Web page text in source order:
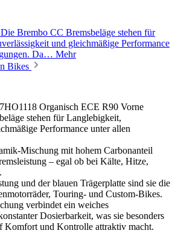
Die Brembo CC Bremsbeläge stehen für
und gleichmäßige Performance
Da… Mehr
Bikes
Organisch ECE R90 Vorne
stehen für Langlebigkeit,
Performance unter allen
Mischung mit hohem Carbonanteil
– egal ob bei Kälte, Hitze,
und der blauen Trägerplatte sind sie die
Touring- und Custom-Bikes.
verbindet ein weiches
Dosierbarkeit, was sie besonders
Komfort und Kontrolle attraktiv macht.